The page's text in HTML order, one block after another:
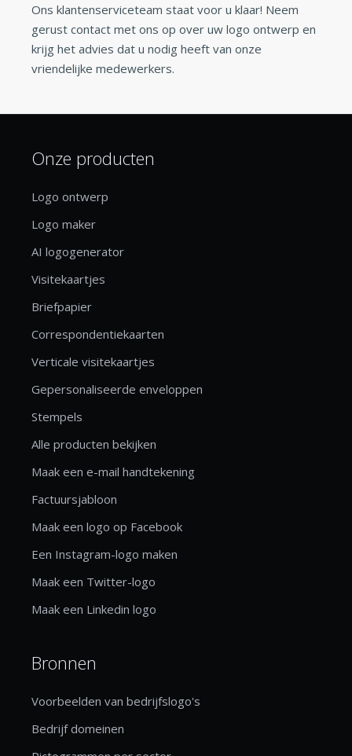
Ons klantenserviceteam staat voor u klaar! Neem
gerust contact met ons op over uw logo ontwerp en
krijg het advies dat u nodig heeft van onze
vriendelijke medewerkers.
Onze producten
Logo ontwerp
Logo maker
AI logogenerator
Visitekaartjes
Briefpapier
Correspondentiekaarten
Verticale visitekaartjes
Gepersonaliseerde enveloppen
Stempels
Alle producten bekijken
Maak een e-mail handtekening
Factuursjabloon
Maak een logo op Facebook
Een Instagram-logo maken
Maak een Twitter-logo
Maak een Linkedin logo
Bronnen
Voorbeelden van bedrijfslogo's
Bedrijf domeinen